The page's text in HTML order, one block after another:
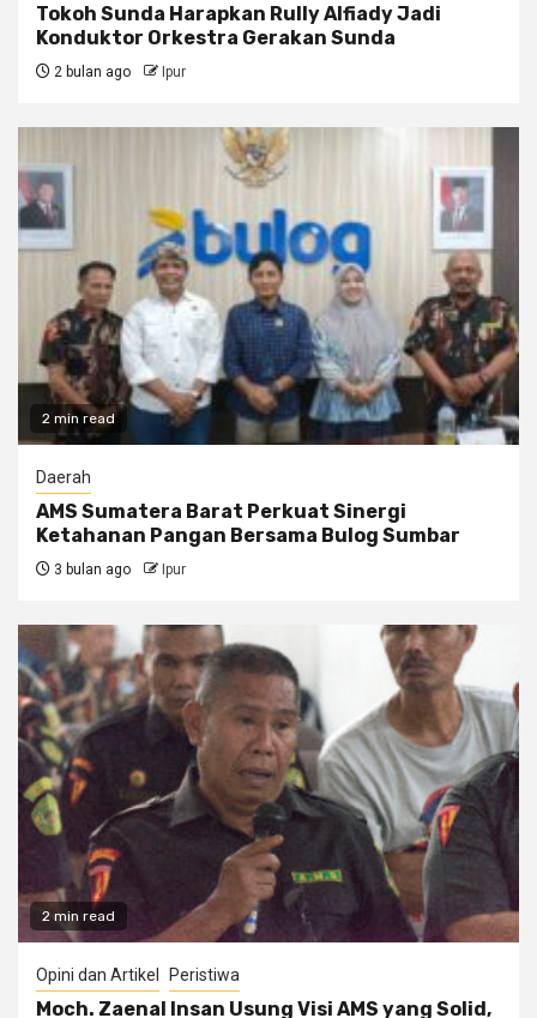
Tokoh Sunda Harapkan Rully Alfiady Jadi
Konduktor Orkestra Gerakan Sunda
2 bulan ago Ipur
2 min read
Daerah
AMS Sumatera Barat Perkuat Sinergi
Ketahanan Pangan Bersama Bulog Sumbar
3 bulan ago Ipur
2 min read
Opini dan Artikel Peristiwa
Moch. Zaenal Insan Usung Visi AMS yang Solid,